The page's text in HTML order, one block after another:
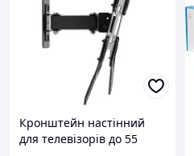
Кронштейн настінний
для телевізорів до 55